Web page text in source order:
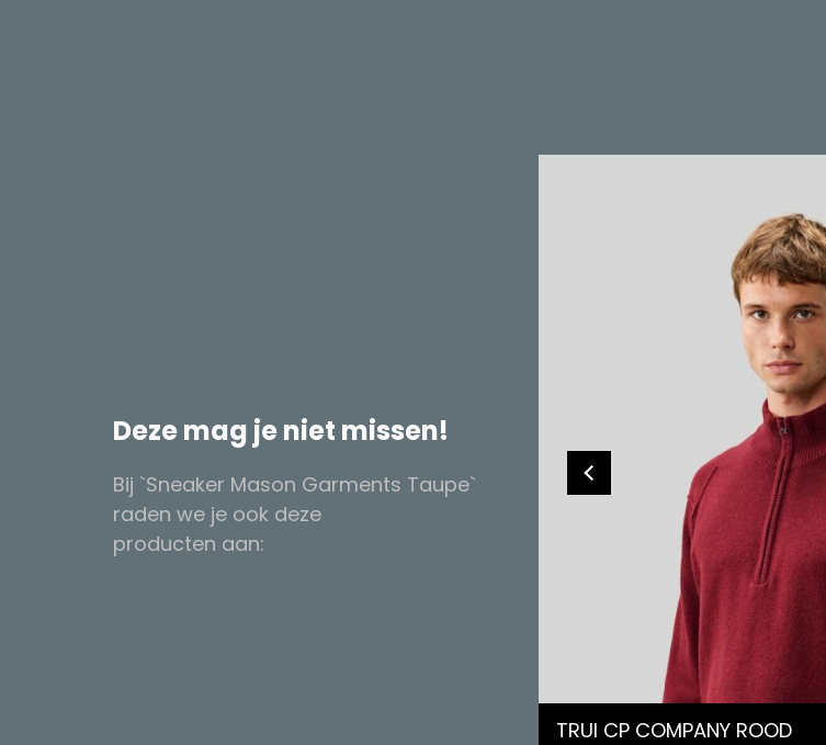
Deze mag je niet missen!
Bij `Sneaker Mason Garments Taupe`
raden we je ook deze
producten aan:
TRUI CP COMPANY ROOD